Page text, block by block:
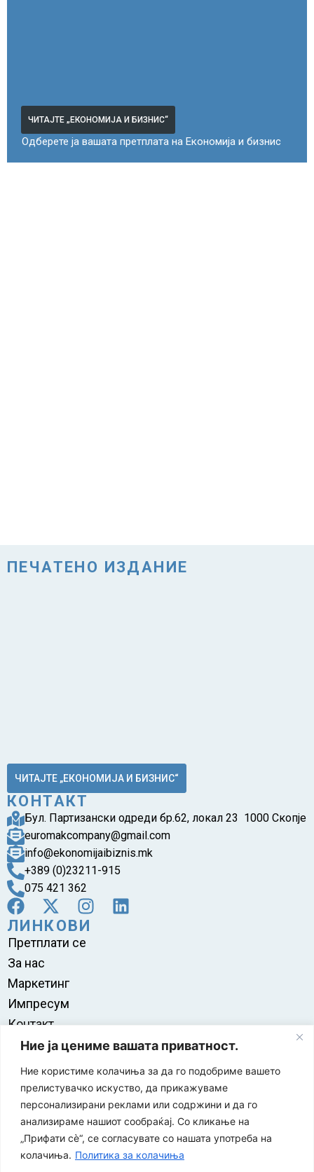
Ние ја цениме вашата приватност.
Ние користиме колачиња за да го подобриме вашето
прелистувачко искуство, да прикажуваме
персонализирани реклами или содржини и да го
анализираме нашиот сообраќај. Со кликање на
„Прифати сè“, се согласувате со нашата употреба на
колачиња. Политика за колачиња
ЧИТАЈТЕ „ЕКОНОМИЈА И БИЗНИС“
Одберете ја вашата претплата на Економија и бизнис
ПЕЧАТЕНО ИЗДАНИЕ
ЧИТАЈТЕ „ЕКОНОМИЈА И БИЗНИС“
КОНТАКТ
Бул. Партизански одреди бр.62, локал 23 1000 Скопје
euromakcompany@gmail.com
info@ekonomijaibiznis.mk
+389 (0)23211-915
075 421 362
ЛИНКОВИ
Претплати се
За нас
Маркетинг
Импресум
Контакт
Правила на користење